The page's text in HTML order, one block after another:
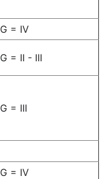
G = IV
G = II - III
G = III
G = IV